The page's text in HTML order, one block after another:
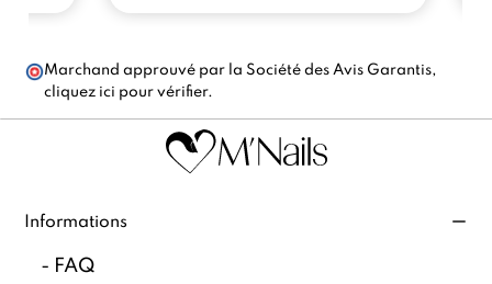
Marchand approuvé par la Société des Avis Garantis,
cliquez ici pour vérifier.
Informations
- FAQ